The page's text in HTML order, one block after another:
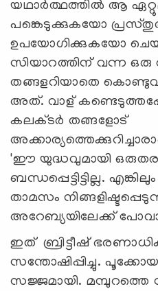
യഥാർത്ഥത്തിൽ ആ
പങ്കെടുക്കുകയോ
ഉപയോഗിക്കുകയോ
സിയാറത്തിന് വന്ന ഒരു
തങ്ങളറിയാതെ
അത്. വാള്
കലക്‌ടർ തങ്ങളോട്
'ഈ യുദ്ധവുമായി
ബന്ധപ്പെട്ടിട്ടില്ല.
താമസം
അറേബ്യയിലേക്ക്
ഇത് ബ്രിട്ടീഷ്
സന്തോഷിപ്പിച്ചു.
സജ്ജമായി. മമ്പുറത്തെ